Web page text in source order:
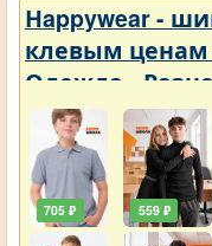
Нappywear -
клевым ценам
Одежда -
705 ₽ 559 ₽